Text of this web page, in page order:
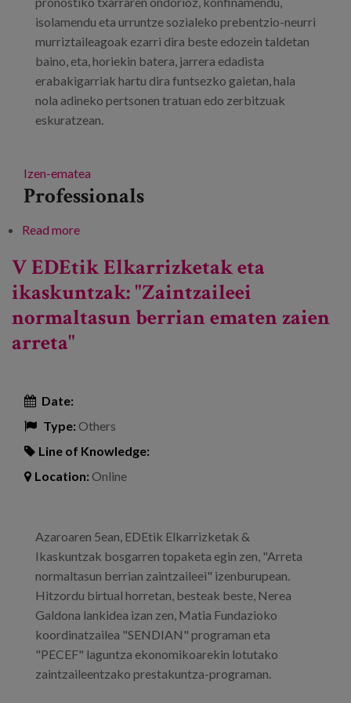
isolamendu eta urruntze sozialeko prebentzio-neurri
murriztaileagoak ezarri dira beste edozein taldetan
baino, eta, horiekin batera, jarrera edadista
erabakigarriak hartu dira funtsezko gaietan, hala
nola adineko pertsonen tratuan edo zerbitzuak
eskuratzean.
Izen-ematea
Professionals
Read moreabout Zahartzeak COVID-19aren esparruan duen
V EDEtik Elkarrizketak eta
ikaskuntzak: "Zaintzaileei
normaltasun berrian ematen zaien
arreta"
Date:
Type:Others
Line of Knowledge:
Location:Online
Azaroaren 5ean, EDEtik Elkarrizketak &
Ikaskuntzak bosgarren topaketa egin zen, "Arreta
normaltasun berrian zaintzaileei" izenburupean.
Hitzordu birtual horretan, besteak beste, Nerea
Galdona lankidea izan zen, Matia Fundazioko
koordinatzailea "SENDIAN" programan eta
"PECEF" laguntza ekonomikoarekin lotutako
zaintzaileentzako prestakuntza-programan.